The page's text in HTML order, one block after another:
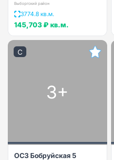
Выборгский район
3774.8 кв.м.
145,703 ₽ кв.м.
C
3+
ОСЗ Бобруйская 5